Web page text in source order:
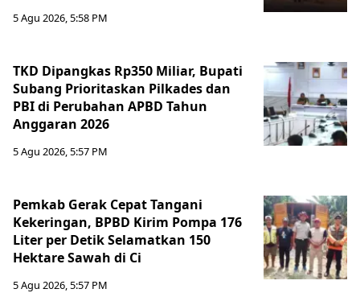
5 Agu 2026, 5:58 PM
TKD Dipangkas Rp350 Miliar, Bupati
Subang Prioritaskan Pilkades dan
PBI di Perubahan APBD Tahun
Anggaran 2026
5 Agu 2026, 5:57 PM
Pemkab Gerak Cepat Tangani
Kekeringan, BPBD Kirim Pompa 176
Liter per Detik Selamatkan 150
Hektare Sawah di Ci
5 Agu 2026, 5:57 PM